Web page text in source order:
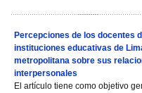
Percepciones de los docentes
instituciones educativas de
metropolitana sobre sus
interpersonales
El artículo tiene como objetivo